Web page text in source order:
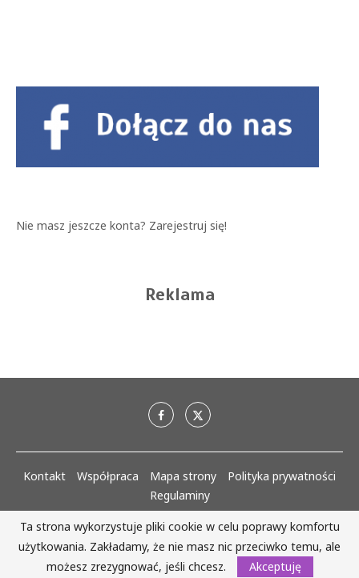
Nie masz jeszcze konta? Zarejestruj się!
Reklama
Kontakt Współpraca Mapa strony
Polityka prywatności
Regulaminy
AlejaKobiet.pl @2020 - 2023 Wszystkie prawa zastrzeżone. | Realizacja:
www.woh.group
Ta strona wykorzystuje pliki cookie w celu poprawy komfortu
użytkowania. Zakładamy, że nie masz nic przeciwko temu, ale
możesz zrezygnować, jeśli chcesz.
Akceptuję